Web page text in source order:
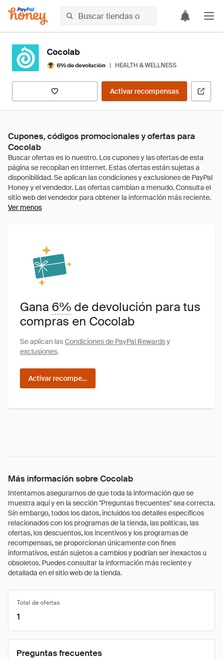
Cocolab
6% de devolución | HEALTH & WELLNESS
Activar recompensas
Cupones, códigos promocionales y ofertas para
Cocolab
Ver menos
Gana 6% de devolución para tus
compras en Cocolab
Se aplican lasCondiciones de PayPal Rewardsy
exclusiones.
Activar recompensas
Más información sobre Cocolab
Intentamos asegurarnos de que toda la información que se
muestra aquí y en la sección "Preguntas frecuentes" sea correcta.
Sin embargo, todos los datos, incluidos los detalles específicos
relacionados con los programas de la tienda, las políticas, las
ofertas, los descuentos, los incentivos y los programas de
recompensas, se proporcionan únicamente con fines
informativos, están sujetos a cambios y podrían ser inexactos u
obsoletos. Puedes consultar la información más reciente y
detallada en el sitio web de la tienda.
Total de ofertas
1
Preguntas frecuentes